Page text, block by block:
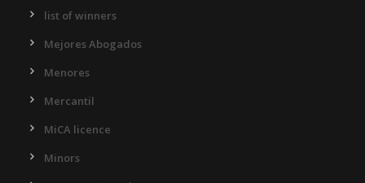
list of winners
Mejores Abogados
Menores
Mercantil
MiCA licence
Minors